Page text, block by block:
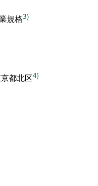
規格3)
都北区4)